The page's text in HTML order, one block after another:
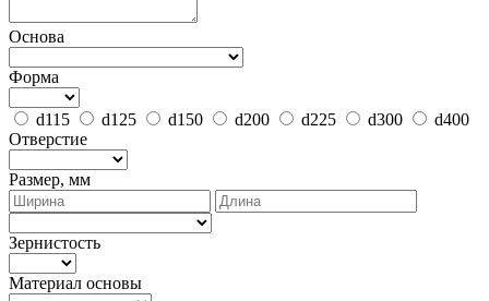
Основа
Форма
d115 d125 d150 d200 d225 d300
d400
Отверстие
Размер, мм
Зернистость
Материал основы